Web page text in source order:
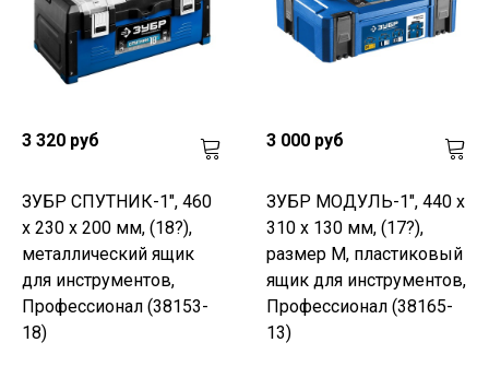
3 320 руб
ЗУБР СПУТНИК-1", 460
х 230 х 200 мм, (18?),
металлический ящик
для инструментов,
Профессионал (38153-
18)
3 000 руб
ЗУБР МОДУЛЬ-1", 440 х
310 х 130 мм, (17?),
размер M, пластиковый
ящик для инструментов,
Профессионал (38165-
13)